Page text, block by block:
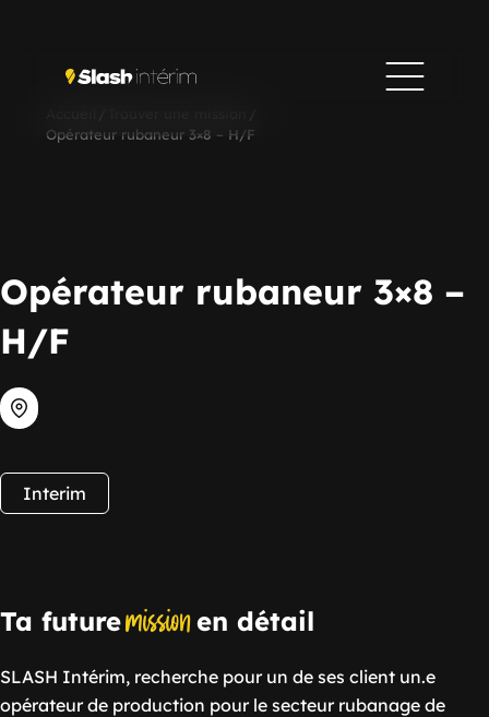
Opérateur rubaneur 3×8 – H/F
Opérateur rubaneur 3×8 –
H/F
Interim
Ta futuremissionen détail
SLASH Intérim, recherche pour un de ses client un.e
opérateur de production pour le secteur rubanage de